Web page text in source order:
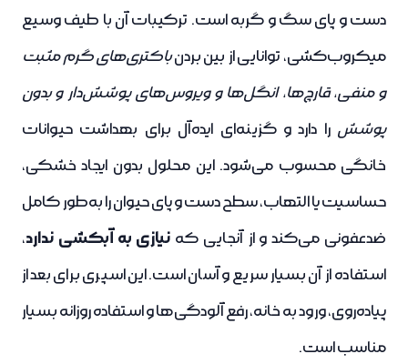
دست و پای سگ و گربه است. ترکیبات آن با طیف وسیع
میکروب‌کشی، توانایی از بین بردنباکتری‌های گرم مثبت
و منفی، قارچ‌ها، انگل‌ها و ویروس‌های پوشش‌دار و بدون
پوشش را دارد و گزینه‌ای ایده‌آل برای بهداشت حیوانات
خانگی محسوب می‌شود.این محلول بدون ایجاد خشکی،
حساسیت یا التهاب، سطح دست و پای حیوان را به‌طور کامل
ضدعفونی می‌کند و از آنجایی که نیازی به آبکشی ندارد،
استفاده از آن بسیار سریع و آسان است. این اسپری برای بعد از
پیاده‌روی، ورود به خانه، رفع آلودگی‌ها و استفاده روزانه بسیار
مناسب است.